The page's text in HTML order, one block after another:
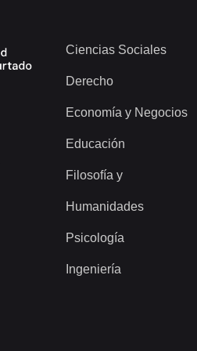
Ciencias Sociales
Derecho
Economía y Negocios
Educación
Filosofía y
Humanidades
Psicología
Ingeniería